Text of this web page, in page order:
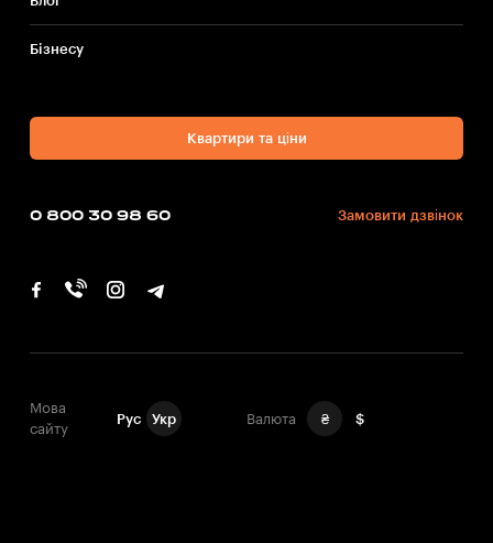
Бiзнесу
Квартири та ціни
0 800 30 98 60 Замовити дзвінок
Мова
сайту
Рус Укр Валюта ₴ $